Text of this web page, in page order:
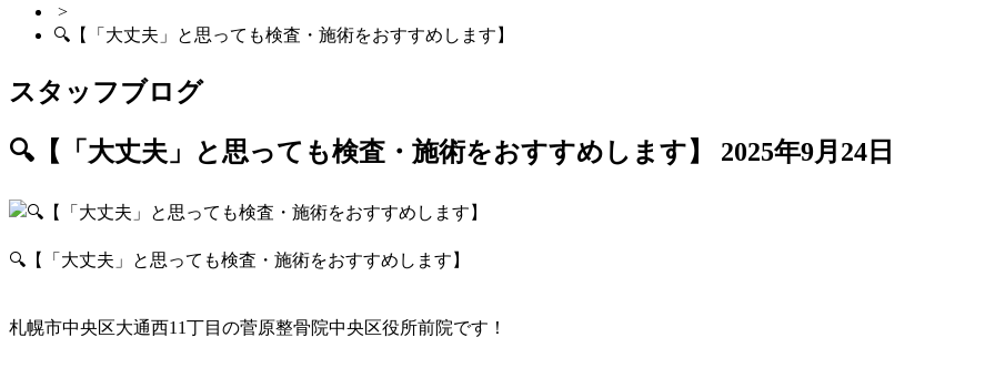
>
🔍【「大丈夫」と思っても検査・施術をおすすめします】
スタッフブログ
🔍【「大丈夫」と思っても検査・施術をおすすめします】 2025年9月24日
🔍【「大丈夫」と思っても検査・施術をおすすめします】
札幌市中央区大通西11丁目の菅原整骨院中央区役所前院です！